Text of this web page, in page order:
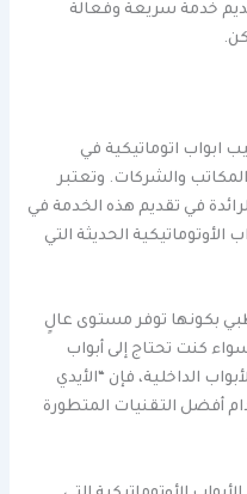
خدمة سريعة وفعالة
ابواب اتوماتيكية في
والشركات. وتعتبر
في تقديم هذه الخدمة في
الحديثة التي
بكونها توفر مستوى عالٍ
كنت تحتاج إلى أبواب
الداخلية، فإن “الأيدي
أفضل التقنيات المتطورة